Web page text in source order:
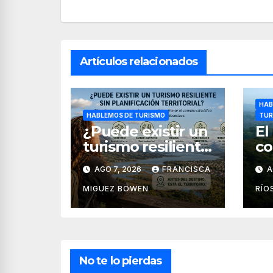
Artículos relacionados
HABLEMOS DE TURISMO
¿Puede existir un
turismo resiliente
sin planificación
territorial?
AGO 7, 2026 FRANCISCA
MIGUEZ BOWEN
El
No te lo pierdas